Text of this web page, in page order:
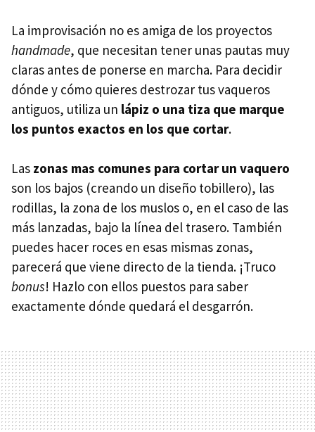
La improvisación no es amiga de los proyectos
handmade, que necesitan tener unas pautas muy
claras antes de ponerse en marcha. Para decidir
dónde y cómo quieres destrozar tus vaqueros
antiguos, utiliza un lápiz o una tiza que marque
los puntos exactos en los que cortar.
Las zonas mas comunes para cortar un vaquero
son los bajos (creando un diseño tobillero), las
rodillas, la zona de los muslos o, en el caso de las
más lanzadas, bajo la línea del trasero. También
puedes hacer roces en esas mismas zonas,
parecerá que viene directo de la tienda. ¡Truco
bonus! Hazlo con ellos puestos para saber
exactamente dónde quedará el desgarrón.